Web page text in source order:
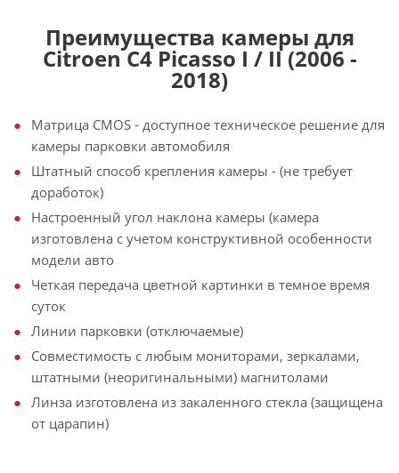
Преимущества камеры для
Citroen C4 Picasso I / II (2006 -
2018)
Матрица CMOS - доступное техническое решение для
камеры парковки автомобиля
Штатный способ крепления камеры - (не требует
доработок)
Настроенный угол наклона камеры (камера
изготовлена с учетом конструктивной особенности
модели авто
Четкая передача цветной картинки в темное время
суток
Линии парковки (отключаемые)
Совместимость с любым мониторами, зеркалами,
штатными (неоригинальными) магнитолами
Линза изготовлена из закаленного стекла (защищена
от царапин)